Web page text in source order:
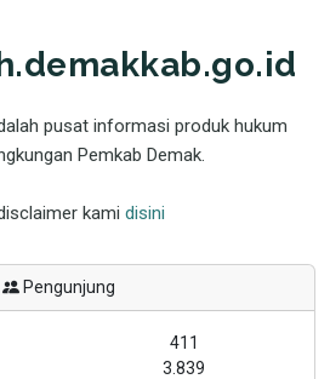
pusat informasi produk hukum
Pemkab Demak.
kami disini
Pengunjung
411
3.839